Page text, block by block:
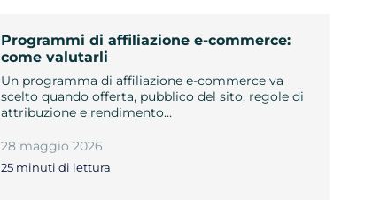
Programmi di affiliazione e-commerce:
come valutarli
Un programma di affiliazione e-commerce va
scelto quando offerta, pubblico del sito, regole di
attribuzione e rendimento…
28 maggio 2026
25 minuti di lettura